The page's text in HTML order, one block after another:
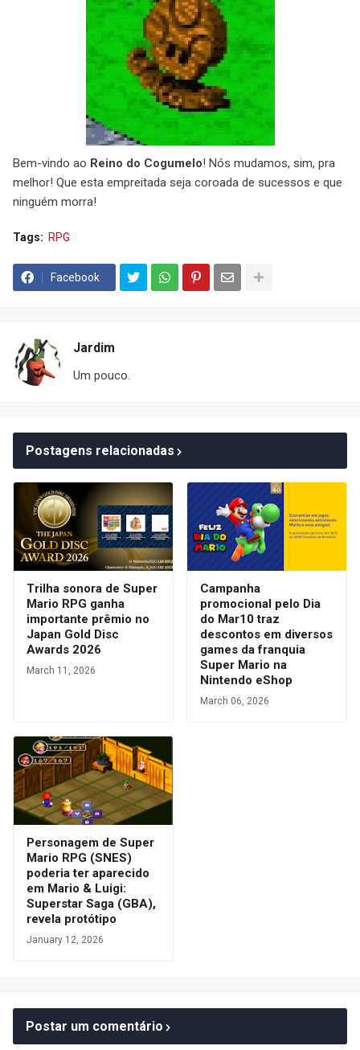
Bem-vindo ao Reino do Cogumelo! Nós mudamos, sim, pra
melhor! Que esta empreitada seja coroada de sucessos e que
ninguém morra!
Tags: RPG
Facebook
Jardim
Um pouco.
Postagens relacionadas
Trilha sonora de Super
Mario RPG ganha
importante prêmio no
Japan Gold Disc
Awards 2026
March 11, 2026
Campanha
promocional pelo Dia
do Mar10 traz
descontos em diversos
games da franquia
Super Mario na
Nintendo eShop
March 06, 2026
Personagem de Super
Mario RPG (SNES)
poderia ter aparecido
em Mario & Luigi:
Superstar Saga (GBA),
revela protótipo
January 12, 2026
Postar um comentário